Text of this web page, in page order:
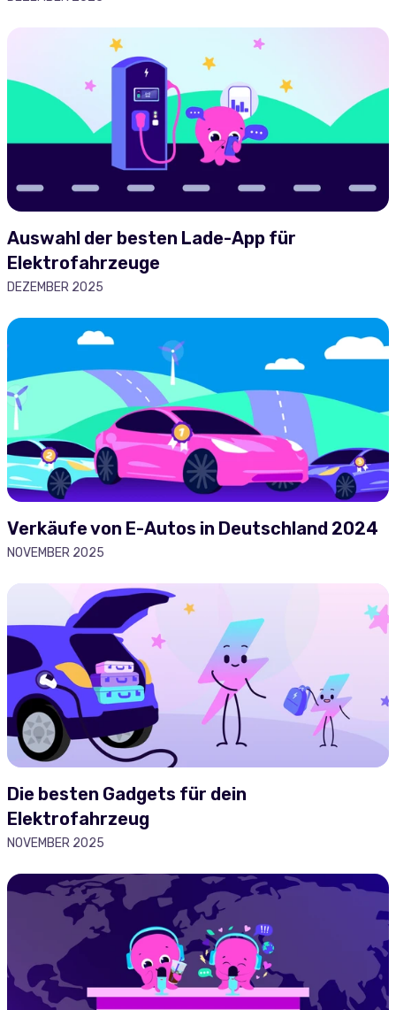
Auswahl der besten Lade-App für
Elektrofahrzeuge
DEZEMBER 2025
Verkäufe von E-Autos in Deutschland 2024
NOVEMBER 2025
Die besten Gadgets für dein
Elektrofahrzeug
NOVEMBER 2025